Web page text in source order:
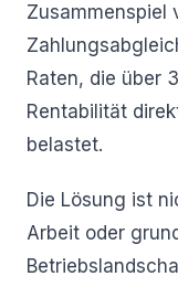
Zusammenspiel
Raten, die über
Rentabilität
belastet.
Die Lösung ist
Arbeit oder